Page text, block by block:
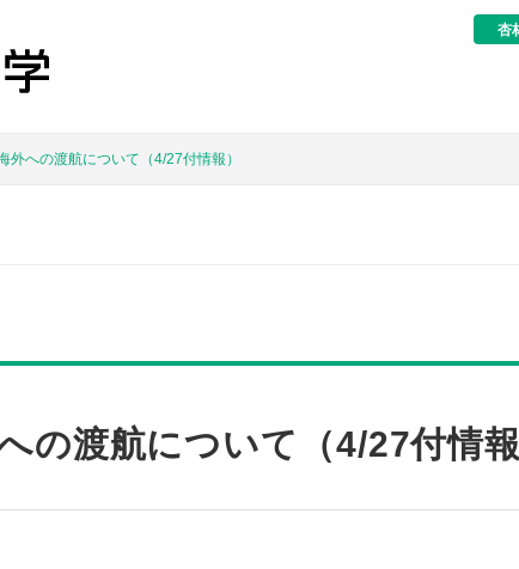
杏
外への渡航について（4/27付情報）
の渡航について（4/27付情報